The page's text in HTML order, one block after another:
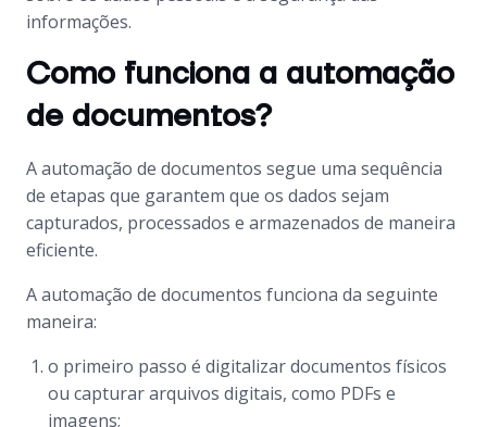
informações.
Como funciona a automação
de documentos?
A automação de documentos segue uma sequência
de etapas que garantem que os dados sejam
capturados, processados e armazenados de maneira
eficiente.
A automação de documentos funciona da seguinte
maneira:
o primeiro passo é digitalizar documentos físicos
ou capturar arquivos digitais, como PDFs e
imagens;